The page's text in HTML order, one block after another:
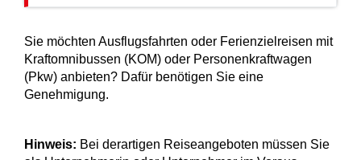
Sie möchten Ausflugsfahrten oder Ferienzielreisen mit
Kraftomnibussen (KOM) oder Personenkraftwagen
(Pkw) anbieten? Dafür benötigen Sie eine
Genehmigung.
Hinweis: Bei derartigen Reiseangeboten müssen Sie